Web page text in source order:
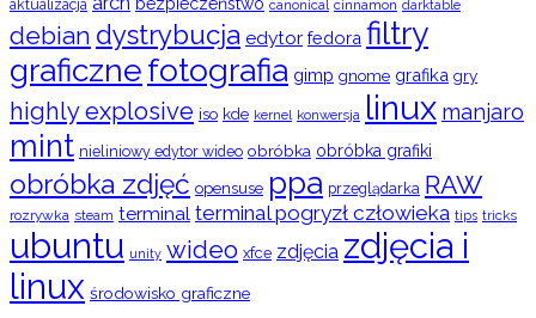
aktualizacja canonical cinnamon darktable
debian dystrybucja edytor fedora filtry
graficznefotografia gimp gnome grafika gry
highly explosive iso kde kernel konwersja linux manjaro
mint nieliniowy edytor wideo obróbka obróbka grafiki
obróbka zdjęć opensuse ppa przeglądarka RAW
rozrywka steam terminal terminal pogryzł człowieka tips tricks
ubuntu unity wideo xfce zdjęcia zdjęcia i
linux środowisko graficzne